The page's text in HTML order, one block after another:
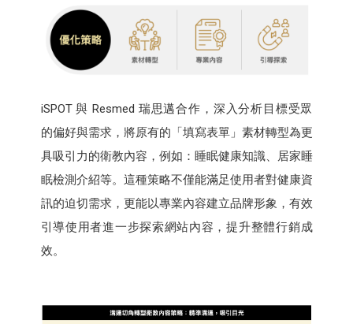
iSPOT 與 Resmed 瑞思邁合作，深入分析目標受眾
的偏好與需求，將原有的「填寫表單」素材轉型為更
具吸引力的衛教內容，例如：睡眠健康知識、居家睡
眠檢測介紹等。這種策略不僅能滿足使用者對健康資
訊的迫切需求，更能以專業內容建立品牌形象，有效
引導使用者進一步探索網站內容，提升整體行銷成
效。